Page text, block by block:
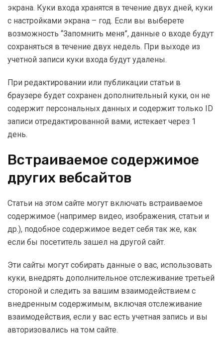
экрана. Куки входа хранятся в течение двух дней, куки
с настройками экрана – год. Если вы выберете
возможность “Запомнить меня”, данные о входе будут
сохраняться в течение двух недель. При выходе из
учетной записи куки входа будут удалены.
При редактировании или публикации статьи в
браузере будет сохранен дополнительный куки, он не
содержит персональных данных и содержит только ID
записи отредактированной вами, истекает через 1
день.
Встраиваемое содержимое
других вебсайтов
Статьи на этом сайте могут включать встраиваемое
содержимое (например видео, изображения, статьи и
др.), подобное содержимое ведет себя так же, как
если бы посетитель зашел на другой сайт.
Эти сайты могут собирать данные о вас, использовать
куки, внедрять дополнительное отслеживание третьей
стороной и следить за вашим взаимодействием с
внедренным содержимым, включая отслеживание
взаимодействия, если у вас есть учетная запись и вы
авторизовались на том сайте.